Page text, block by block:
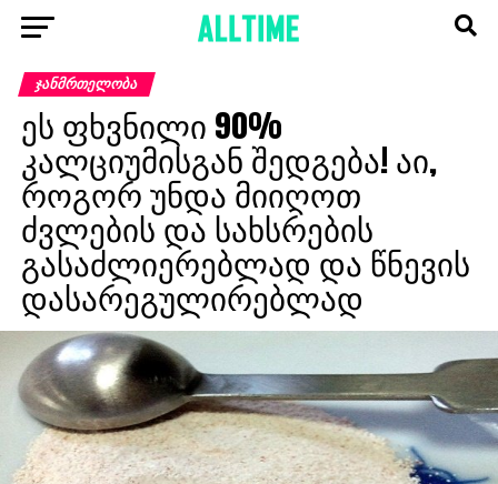
ᲯᲐᲜᲛᲠᲗᲔᲚᲝᲑᲐ
ეს ფხვნილი 90%
კალციუმისგან შედგება! აი,
როგორ უნდა მიიღოთ
ძვლების და სახსრების
გასაძლიერებლად და წნევის
დასარეგულირებლად